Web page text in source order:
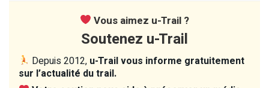
Vous aimez u-Trail ?
Soutenez u-Trail
Depuis 2012, u-Trail vous informe gratuitement
sur l’actualité du trail.